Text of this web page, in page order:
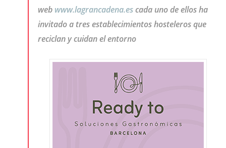
web www.lagrancadena.escada uno de ellos ha
invitado a tres establecimientos hosteleros que
reciclan y cuidan el entorno